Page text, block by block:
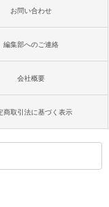
お問い合わせ
編集部へのご連絡
会社概要
商取引法に基づく表示